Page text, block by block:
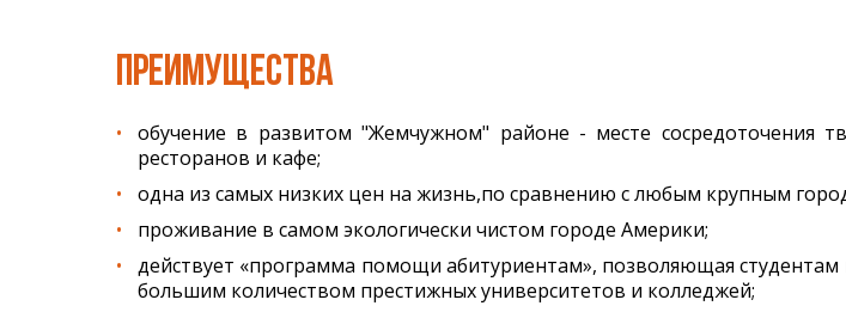
ПРЕИМУЩЕСТВА
обучение в развитом "Жемчужном" районе - месте сосредоточения
ресторанов и кафе;
одна из самых низких цен на жизнь,по сравнению с любым крупным
проживание в самом экологически чистом городе Америки;
действует «программа помощи абитуриентам», позволяющая
большим количеством престижных университетов и колледжей;